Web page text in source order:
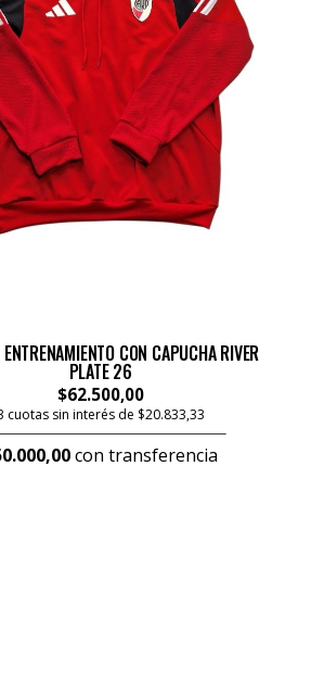
CON CAPUCHA RIVER
PLATE 26
$62.500,00
cuotas sin interés de $20.833,33
con transferencia